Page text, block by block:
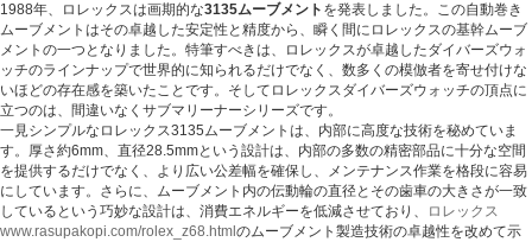
1988年、ロレックスは画期的な3135ムーブメント を発表しました。この自動巻き
ムーブメントはその卓越した安定性と精度から、瞬く間にロレックスの基幹ムーブ
メントの一つとなりました。特筆すべきは、ロレックスが卓越したダイバーズウォ
ッチのラインナップで世界的に知られるだけでなく、数多くの模倣者を寄せ付けな
いほどの存在感を築いたことです。そしてロレックスダイバーズウォッチの頂点に
立つのは、間違いなくサブマリーナーシリーズです。
一見シンプルなロレックス3135ムーブメントは、内部に高度な技術を秘めていま
す。厚さ約6mm、直径28.5mmという設計は、内部の多数の精密部品に十分な空間
を提供するだけでなく、より広い公差幅を確保し、メンテナンス作業を格段に容易
にしています。さらに、ムーブメント内の伝動輪の直径とその歯車の大きさが一致
しているという巧妙な設計は、消費エネルギーを低減させており、
ロレックス
www.rasupakopi.com/rolex_z68.html のムーブメント製造技術の卓越性を改めて示